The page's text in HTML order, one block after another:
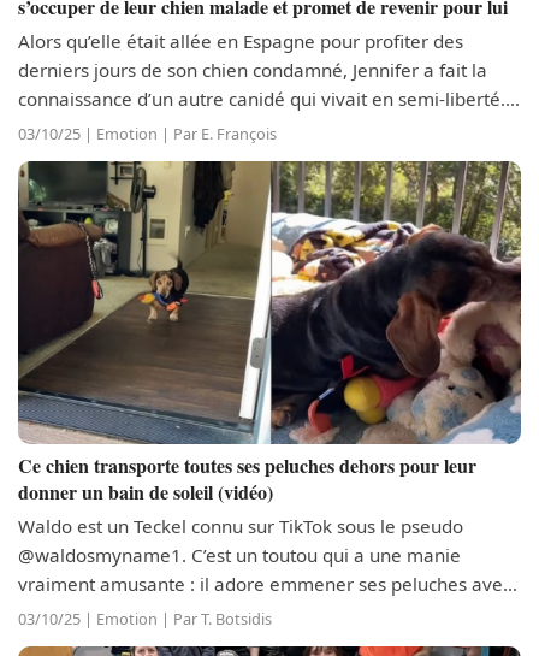
s’occuper de leur chien malade et promet de revenir pour lui
Alors qu’elle était allée en Espagne pour profiter des
derniers jours de son chien condamné, Jennifer a fait la
connaissance d’un autre canidé qui vivait en semi-liberté.
Face à ce chien apparemment négligé par ses maîtres, elle
leur a proposé de...
03/10/25 | Emotion | Par E. François
Ce chien transporte toutes ses peluches dehors pour leur
donner un bain de soleil (vidéo)
Waldo est un Teckel connu sur TikTok sous le pseudo
@waldosmyname1. C’est un toutou qui a une manie
vraiment amusante : il adore emmener ses peluches avec
lui lorsqu’il va faire une sieste à l’extérieur, même lorsqu’il
fait mauvais temps ! En...
03/10/25 | Emotion | Par T. Botsidis